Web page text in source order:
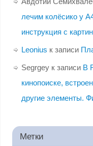
лечим колёсико у
инструкция с
Leonius к записи
Segrgeyк записи В
кинопоиске,
другие элементы.
Метки